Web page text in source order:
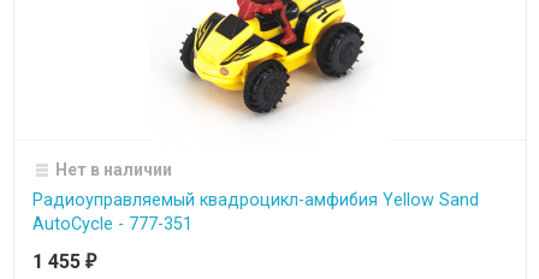
Нет в наличии
Радиоуправляемый квадроцикл-амфибия Yellow Sand
AutoCycle - 777-351
1 455 ₽